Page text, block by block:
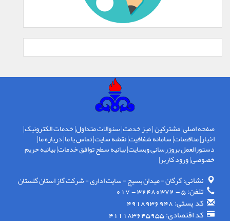
صفحه اصلی|مشترکین|میز خدمت|سئوالات متداول|خدمات الکترونیک|
اخبار|مناقصات|سامانه شفافیت|نقشه سایت|تماس با ما|درباره ما|
دستورالعمل بروزرسانی وبسایت|بیانیه سطح توافق خدمات|بیانیه حریم
خصوصی|ورود کاربر|
نشانی:گرگان - ميدان بسيج - سايت اداری - شركت گاز استان گلستان
تلفن: 5 - 32480372 - 017
کد پستی: 4918936948
کد اقتصادی: 411183645955